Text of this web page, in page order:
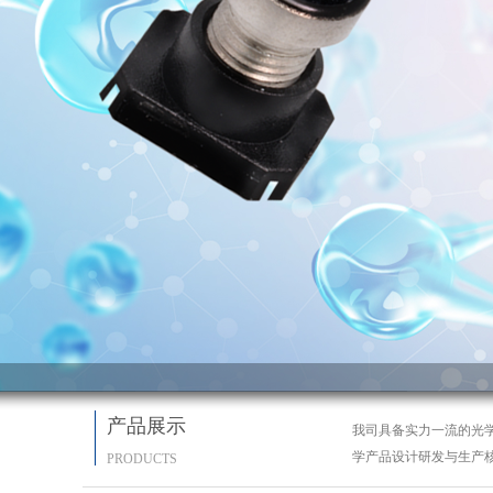
我司具备实力一流的光
学产品设计研发与生产
产品展示
PRODUCTS